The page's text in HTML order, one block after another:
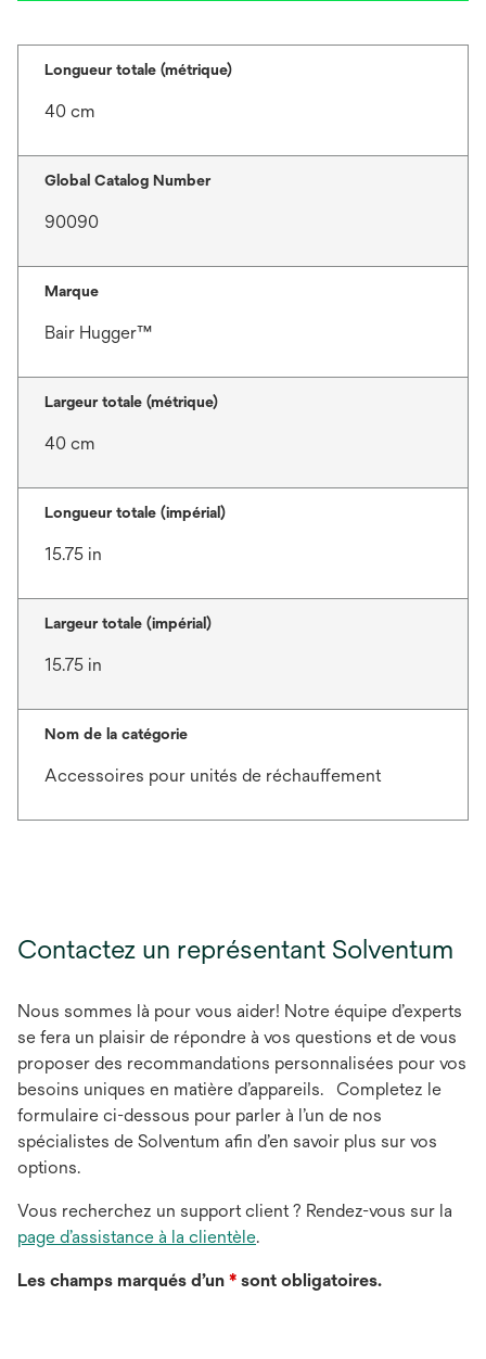
Longueur totale (métrique)
40 cm
Global Catalog Number
90090
Marque
Bair Hugger™
Largeur totale (métrique)
40 cm
Longueur totale (impérial)
15.75 in
Largeur totale (impérial)
15.75 in
Nom de la catégorie
Accessoires pour unités de réchauffement
Contactez un représentant Solventum
Nous sommes là pour vous aider! Notre équipe d’experts
se fera un plaisir de répondre à vos questions et de vous
proposer des recommandations personnalisées pour vos
besoins uniques en matière d’appareils. Completez le
formulaire ci-dessous pour parler à l’un de nos
spécialistes de Solventum afin d’en savoir plus sur vos
options.
Vous recherchez un support client ? Rendez-vous sur la
page d’assistance à la clientèle.
Les champs marqués d’un * sont obligatoires.